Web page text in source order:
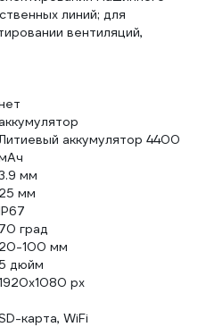
линий; для
вентиляций,
аккумулятор
аккумулятор 4400
мм
25 мм
70 град
20-100 мм
дюйм
px
карта, WiFi